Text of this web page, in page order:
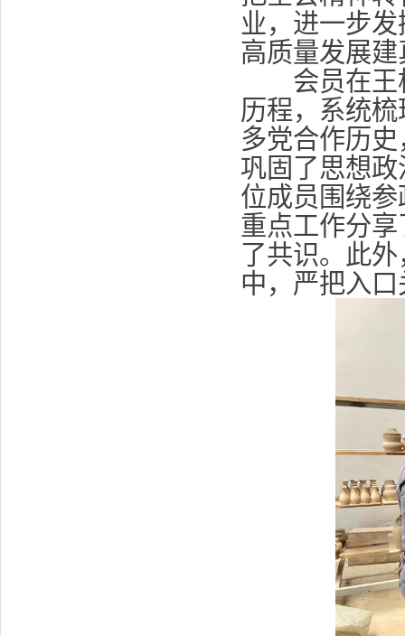
业，进一步
高质量发展
会员在王松
历程，系统
多党合作历
巩固了思想
位成员围绕
重点工作分
了共识。此
中，严把入